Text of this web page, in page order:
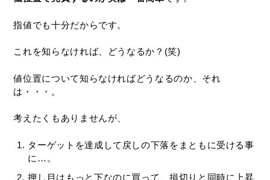
指値でも十分だからです。
これを知らなければ、どうなるか？(笑)
値位置について知らなければどうなるのか、それ
は・・・。
考えたくもありませんが、
ターゲットを達成して戻しの下落をまともに受ける事
に…。
押し目はもっと下なのに買って、損切りと同時に上昇